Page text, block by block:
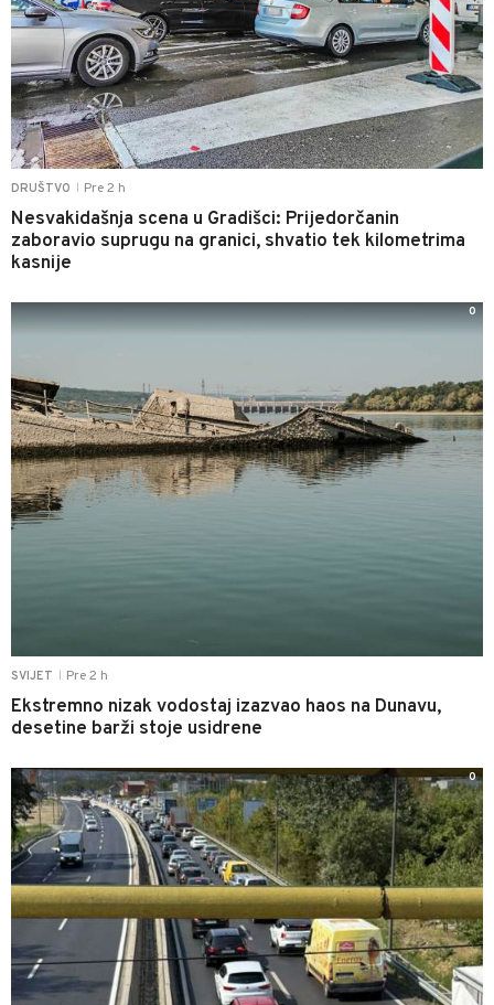
DRUŠTVO Pre 2 h
Nesvakidašnja scena u Gradišci: Prijedorčanin
zaboravio suprugu na granici, shvatio tek kilometrima
kasnije
SVIJET Pre 2 h
Ekstremno nizak vodostaj izazvao haos na Dunavu,
desetine barži stoje usidrene
0
0